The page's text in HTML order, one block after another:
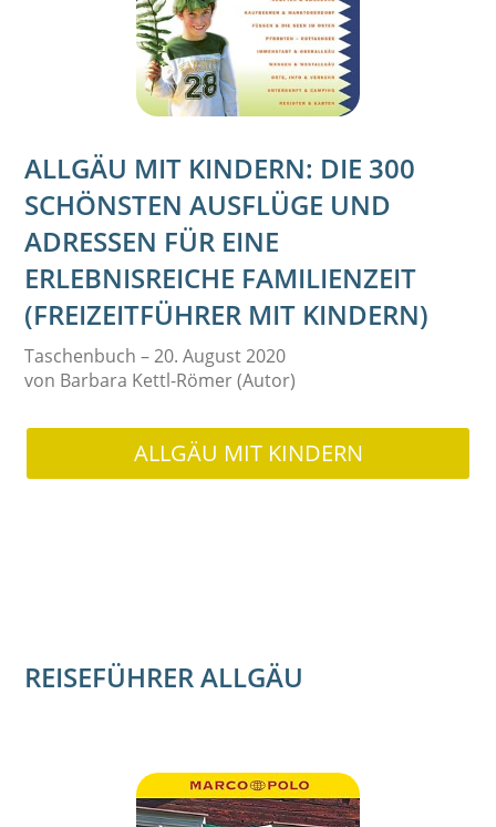
ALLGÄU MIT KINDERN: DIE 300
SCHÖNSTEN AUSFLÜGE UND
ADRESSEN FÜR EINE
ERLEBNISREICHE FAMILIENZEIT
(FREIZEITFÜHRER MIT KINDERN)
Taschenbuch – 20. August 2020
von Barbara Kettl-Römer (Autor)
ALLGÄU MIT KINDERN
REISEFÜHRER ALLGÄU